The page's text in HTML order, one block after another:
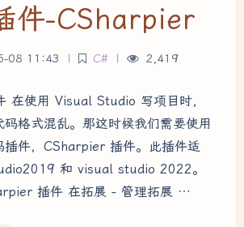
件-CSharpier
08 11:43 | C# | 2,419
在使用 Visual Studio 写项目时，
码格式混乱。那这时候我们需要使用
插件，CSharpier 插件。此插件适
和 visual studio 2022。
插件 在拓展 - 管理拓展 …